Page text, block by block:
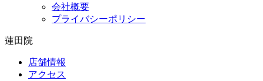
会社概要
プライバシーポリシー
蓮田院
店舗情報
アクセス